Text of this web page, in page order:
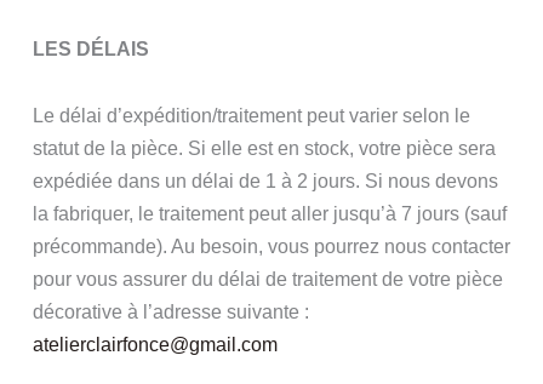
LES DÉLAIS
Le délai d’expédition/traitement peut varier selon le
statut de la pièce. Si elle est en stock, votre pièce sera
expédiée dans un délai de 1 à 2 jours. Si nous devons
la fabriquer, le traitement peut aller jusqu’à 7 jours (sauf
précommande). Au besoin, vous pourrez nous contacter
pour vous assurer du délai de traitement de votre pièce
décorative à l’adresse suivante :
atelierclairfonce@gmail.com